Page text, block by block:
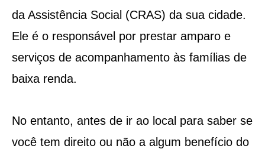
da Assistência Social (CRAS) da sua cidade.
Ele é o responsável por prestar amparo e
serviços de acompanhamento às famílias de
baixa renda.
No entanto, antes de ir ao local para saber se
você tem direito ou não a algum benefício do